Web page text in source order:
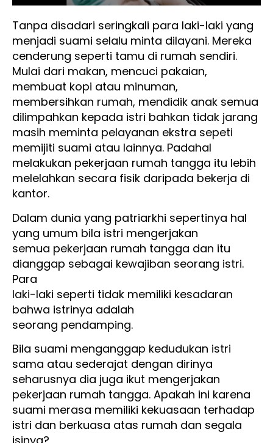
Tanpa disadari seringkali para laki-laki yang
menjadi suami selalu minta dilayani. Mereka
cenderung seperti tamu di rumah sendiri.
Mulai dari makan, mencuci pakaian,
membuat kopi atau minuman,
membersihkan rumah, mendidik anak semua
dilimpahkan kepada istri bahkan tidak jarang
masih meminta pelayanan ekstra sepeti
memijiti suami atau lainnya. Padahal
melakukan pekerjaan rumah tangga itu lebih
melelahkan secara fisik daripada bekerja di
kantor.
Dalam dunia yang patriarkhi sepertinya hal
yang umum bila istri mengerjakan
semua pekerjaan rumah tangga dan itu
dianggap sebagai kewajiban seorang istri.
Para
laki-laki seperti tidak memiliki kesadaran
bahwa istrinya adalah
seorang pendamping.
Bila suami menganggap kedudukan istri
sama atau sederajat dengan dirinya
seharusnya dia juga ikut mengerjakan
pekerjaan rumah tangga. Apakah ini karena
suami merasa memiliki kekuasaan terhadap
istri dan berkuasa atas rumah dan segala